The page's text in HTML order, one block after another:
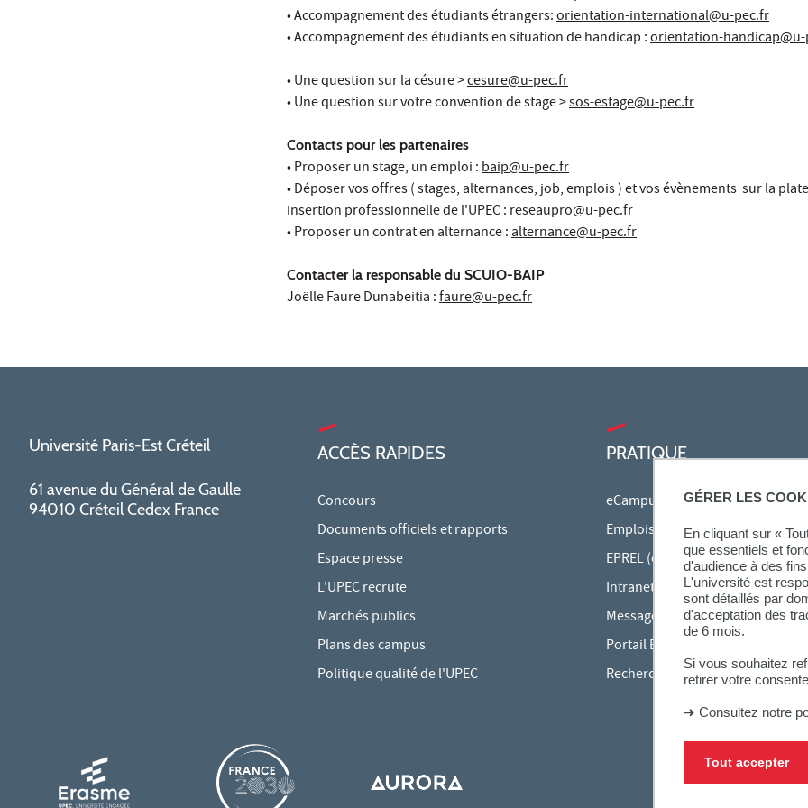
GÉRER LES
En cliquant sur «
que essentiels et
d'audience à des
L'université est
sont détaillés par
d'acceptation des
de 6 mois.
Si vous souhaitez
retirer votre
➜ Consultez notre
Tout accepter
• Accompagnement des étudiants étrangers:orientation-international@u-pec.fr
• Accompagnement des étudiants en situation de handicap :orientation-
• Une question sur la césure >cesure@u-pec.fr
• Une question sur votre convention de stage >sos-estage@u-pec.fr
Contacts pour les partenaires
• Proposer un stage, un emploi :baip@u-pec.fr
• Déposer vos offres ( stages, alternances, job, emplois ) et vos évènements sur la
insertion professionnelle de l'UPEC :reseaupro@u-pec.fr
• Proposer un contrat en alternance :alternance@u-pec.fr
Contacter la responsable du SCUIO-BAIP
Joëlle Faure Dunabeitia :faure@u-pec.fr
Université Paris-Est Créteil
61 avenue du Général de Gaulle
94010 Créteil Cedex France
ACCÈS RAPIDES
Concours
Documents officiels et rapports
Espace presse
L'UPEC recrute
Marchés publics
Plans des campus
Politique qualité de l'UPEC
PRATIQUE
eCampus
Emplois du temps en ligne
EPREL (cours en ligne)
Intranet des personnels
Messagerie étudiante
Portail Bu Athéna
Rechercher une formation